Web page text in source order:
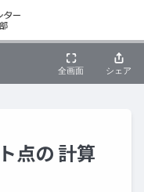
点の 計算